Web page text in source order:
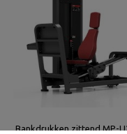
Bankdrukken zittend MP-